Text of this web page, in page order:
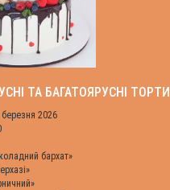
ТА БАГАТОЯРУСНІ ТОРТИ
2026
бархат»